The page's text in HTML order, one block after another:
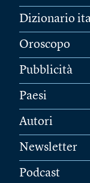
Dizionario
Oroscopo
Pubblicità
Paesi
Autori
Newsletter
Podcast